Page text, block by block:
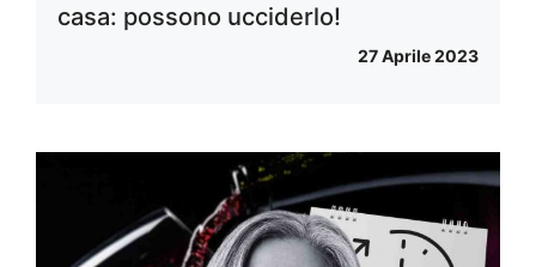
casa: possono ucciderlo!
27 Aprile 2023